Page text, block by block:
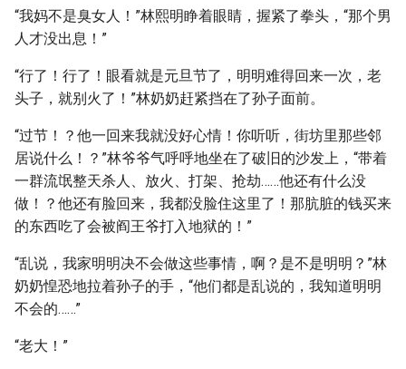
“我妈不是臭女人！”林熙明睁着眼睛，握紧了拳头，“那个男
人才没出息！”
“行了！行了！眼看就是元旦节了，明明难得回来一次，老
头子，就别火了！”林奶奶赶紧挡在了孙子面前。
“过节！？他一回来我就没好心情！你听听，街坊里那些邻
居说什么！？”林爷爷气呼呼地坐在了破旧的沙发上，“带着
一群流氓整天杀人、放火、打架、抢劫……他还有什么没
做！？他还有脸回来，我都没脸住这里了！那肮脏的钱买来
的东西吃了会被阎王爷打入地狱的！”
“乱说，我家明明决不会做这些事情，啊？是不是明明？”林
奶奶惶恐地拉着孙子的手，“他们都是乱说的，我知道明明
不会的……”
“老大！”